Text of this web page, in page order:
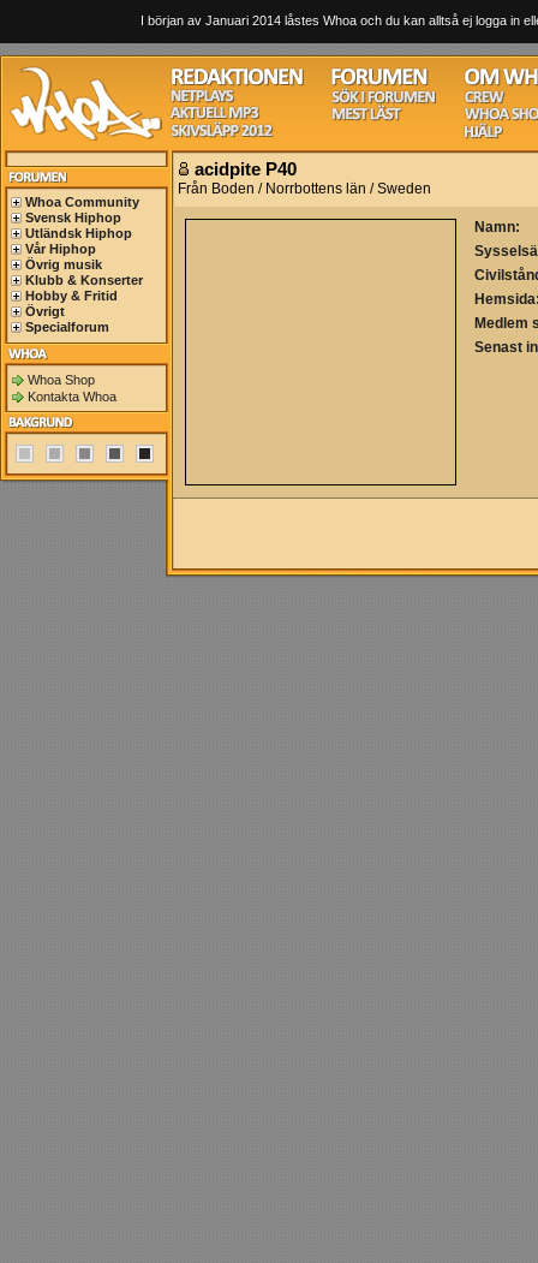
I början av Januari 2014 låstes Whoa och du kan alltså ej logga in
Whoa Community
Svensk Hiphop
Utländsk Hiphop
Vår Hiphop
Övrig musik
Klubb & Konserter
Hobby & Fritid
Övrigt
Specialforum
Whoa Shop
Kontakta Whoa
acidpite P40
Från Boden / Norrbottens län / Sweden
Namn:
Medlem
Senast